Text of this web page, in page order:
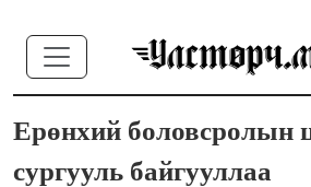
Ерөнхий боловсролын
сургууль байгууллаа